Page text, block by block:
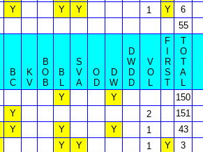
Y Y Y 1 Y 6
55
B
C
K
V
B
O
B
B
L
S
V
A
O
D
D
W
D
W
D
D
V
O
L
F
R
S
T
T
O
T
A
L
Y Y 150
Y 2 151
Y Y Y 1 43
Y Y 1 Y 3